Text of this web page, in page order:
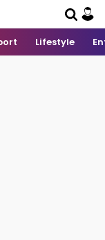
Lifestyle